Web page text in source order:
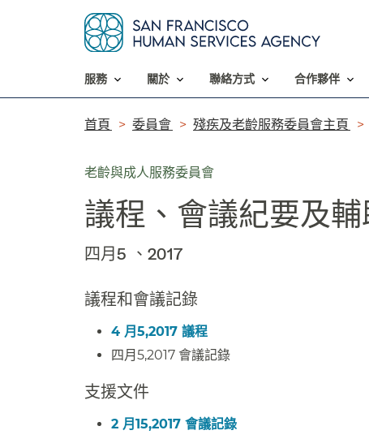
服務​​ 關於​​ 聯絡方式​​ 合作夥伴​​
導
列​​
首頁​​ 委員會​​ 殘疾及老齡服務委員會主頁​​
老齡與成人服務委員會
議程、會議紀要及
四月5 、2017​​
議程和會議記錄​​
4 月5,2017 議程​​
四月5,2017 會議記錄​​
支援文件​​
2 月15,2017 會議記錄​​